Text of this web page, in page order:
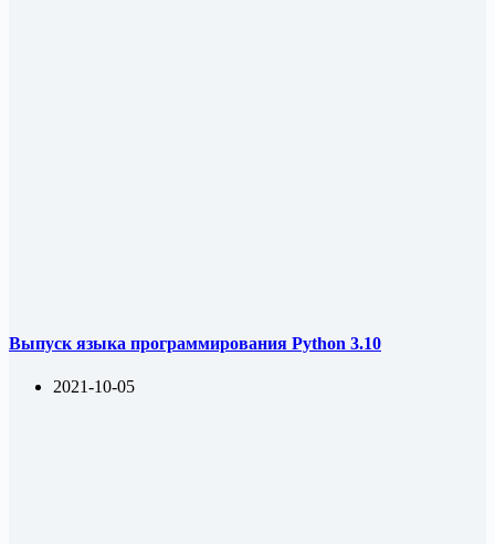
Выпуск языка программирования Python 3.10
2021-10-05